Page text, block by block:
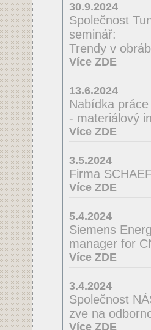
30.9.2024
Společnost
seminář:
Trendy v
Více ZDE
13.6.2024
Nabídka
- materiálový
Více ZDE
3.5.2024
Firma
Více ZDE
5.4.2024
Siemens
manager for
Více ZDE
3.4.2024
Společnost
zve na
Více ZDE